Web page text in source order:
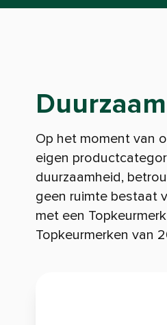
Op het moment van
eigen
duurzaamheid,
geen ruimte bestaat
met een
Topkeurmerken van